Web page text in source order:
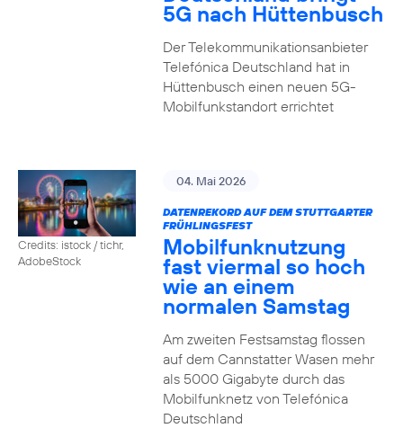
5G nach Hüttenbusch
Der Telekommunikationsanbieter
Telefónica Deutschland hat in
Hüttenbusch einen neuen 5G-
Mobilfunkstandort errichtet
Credits: istock / tichr,
AdobeStock
04. Mai 2026
DATENREKORD AUF DEM STUTTGARTER
FRÜHLINGSFEST
Mobilfunknutzung
fast viermal so hoch
wie an einem
normalen Samstag
Am zweiten Festsamstag flossen
auf dem Cannstatter Wasen mehr
als 5000 Gigabyte durch das
Mobilfunknetz von Telefónica
Deutschland